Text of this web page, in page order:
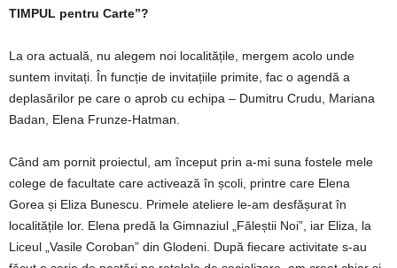
TIMPUL pentru Carte”?
La ora actuală, nu alegem noi localitățile, mergem acolo unde
suntem invitați. În funcție de invitațiile primite, fac o agendă a
deplasărilor pe care o aprob cu echipa – Dumitru Crudu, Mariana
Badan, Elena Frunze-Hatman.
Când am pornit proiectul, am început prin a-mi suna fostele mele
colege de facultate care activează în școli, printre care Elena
Gorea și Eliza Bunescu. Primele ateliere le-am desfășurat în
localitățile lor. Elena predă la Gimnaziul „Făleștii Noi”, iar Eliza, la
Liceul „Vasile Coroban” din Glodeni. După fiecare activitate s-au